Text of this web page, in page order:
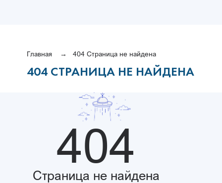
Главная 404 Страница не найдена
404 СТРАНИЦА НЕ НАЙДЕНА
404
Страница не найдена